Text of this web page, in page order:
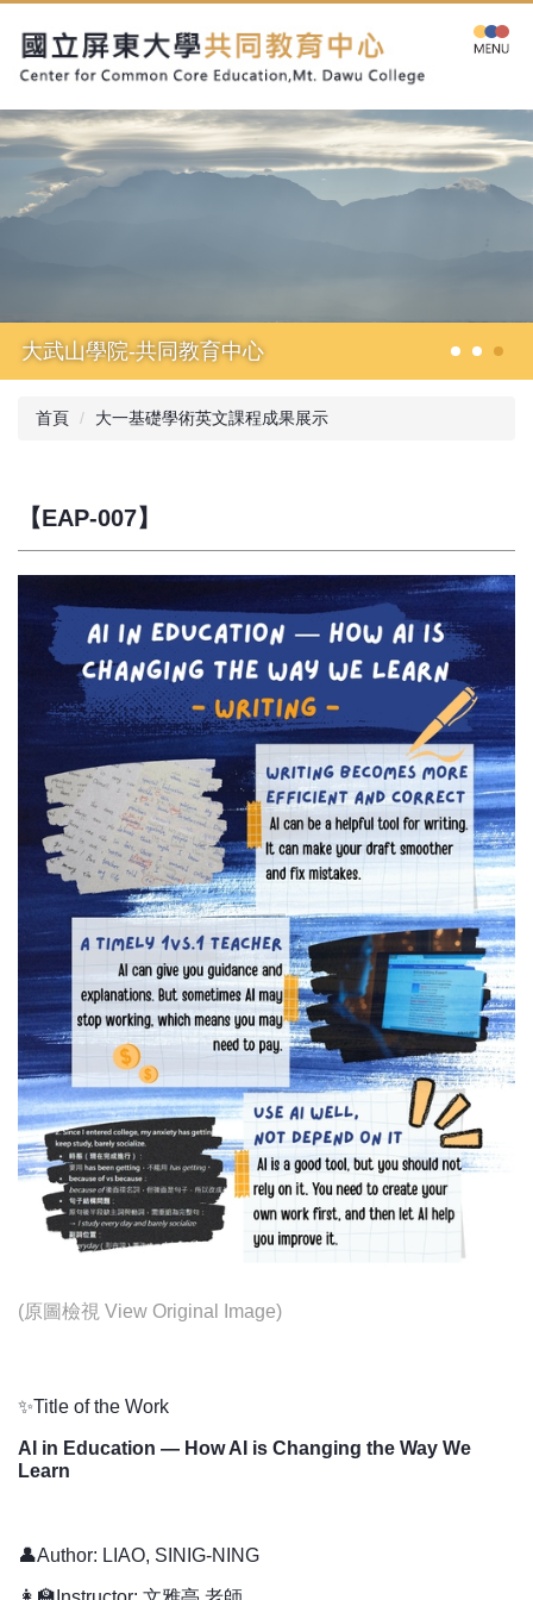
到
主
內
容
大武山學院-共同教育中心
首頁 大一基礎學術英文課程成果展示
【EAP-007】
(原圖檢視 View Original Image)
✨Title of the Work
AI in Education — How AI is Changing the Way We
Learn
👤Author: LIAO, SINIG-NING